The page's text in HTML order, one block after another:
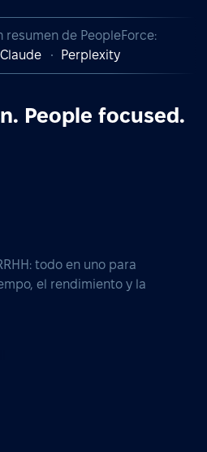
resumen de PeopleForce:
Claude Perplexity
People focused.
todo en uno para
el rendimiento y la